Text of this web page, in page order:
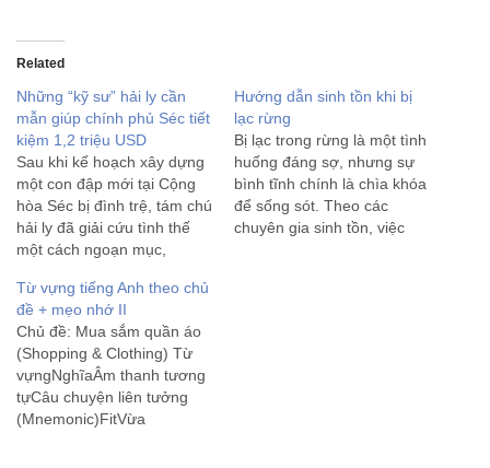
Related
Những “kỹ sư” hải ly cần
mẫn giúp chính phủ Séc tiết
kiệm 1,2 triệu USD
Sau khi kế hoạch xây dựng
một con đập mới tại Cộng
hòa Séc bị đình trệ, tám chú
hải ly đã giải cứu tình thế
một cách ngoạn mục,
đêm. Các quan chức của
Cộng hòa Séc từng lâm vào
ngõ cụt. Mặc dù…
Hướng dẫn sinh tồn khi bị
lạc rừng
Bị lạc trong rừng là một tình
huống đáng sợ, nhưng sự
bình tĩnh chính là chìa khóa
để sống sót. Theo các
chuyên gia sinh tồn, việc
Từ vựng tiếng Anh theo chủ
đề + mẹo nhớ II
Chủ đề: Mua sắm quần áo
(Shopping & Clothing) Từ
vựngNghĩaÂm thanh tương
tựCâu chuyện liên tưởng
(Mnemonic)FitVừa